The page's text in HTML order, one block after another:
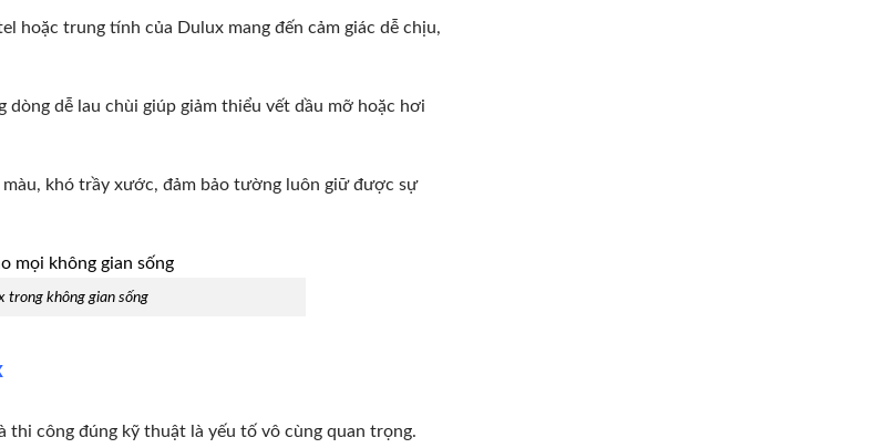
hoặc trung tính của Dulux mang đến cảm giác dễ chịu,
dòng dễ lau chùi giúp giảm thiểu vết dầu mỡ hoặc hơi
khó trầy xước, đảm bảo tường luôn giữ được sự
trong không gian sống
công đúng kỹ thuật là yếu tố vô cùng quan trọng.